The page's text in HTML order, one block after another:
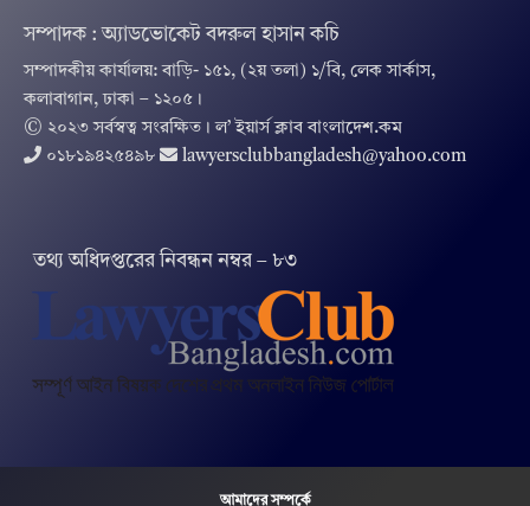
সম্পাদক : অ্যাডভোকেট বদরুল হাসান কচি
সম্পাদকীয় কার্যালয়: বাড়ি- ১৫১, (২য় তলা) ১/বি, লেক সার্কাস,
কলাবাগান, ঢাকা – ১২০৫।
© ২০২৩ সর্বস্বত্ব সংরক্ষিত । ল’ ইয়ার্স ক্লাব বাংলাদেশ.কম
০১৮১৯৪২৫৪৯৮
lawyersclubbangladesh@yahoo.com
তথ‌্য অ‌ধিদপ্ত‌রের নিবন্ধন নম্বর – ৮৩
আমাদের সম্পর্কে